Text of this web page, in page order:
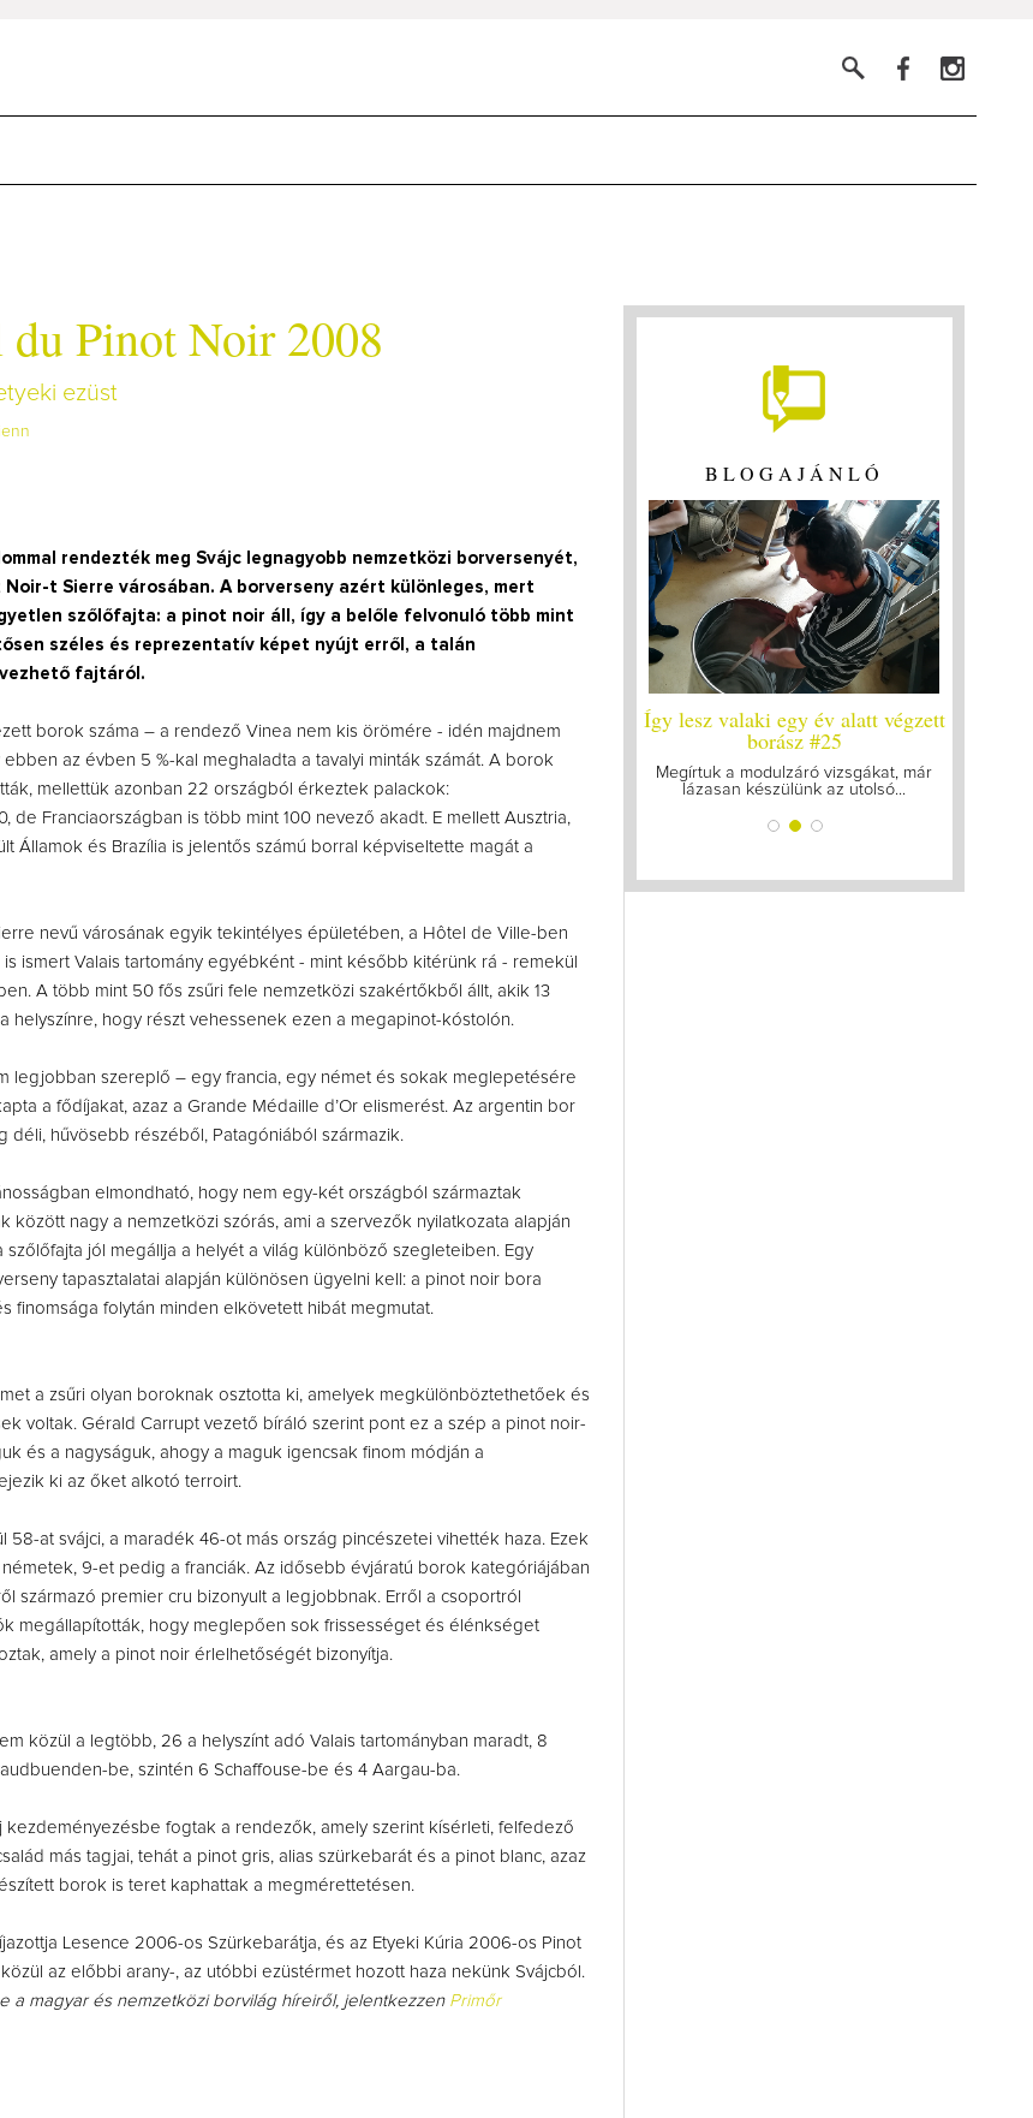
Pinot Noir 2008
ezüst
rendezték meg Svájc legnagyobb nemzetközi borversenyét,
Noir-t Sierre városában. A borverseny azért különleges, mert
szőlőfajta: a pinot noir áll, így a belőle felvonuló több mint
széles és reprezentatív képet nyújt erről, a talán
fajtáról.
borok száma – a rendező Vinea nem kis örömére - idén majdnem
ebben az évben 5 %-kal meghaladta a tavalyi minták számát. A borok
mellettük azonban 22 országból érkeztek palackok:
de Franciaországban is több mint 100 nevező akadt. E mellett Ausztria,
Államok és Brazília is jelentős számú borral képviseltette magát a
nevű városának egyik tekintélyes épületében, a Hôtel de Ville-ben
ismert Valais tartomány egyébként - mint később kitérünk rá - remekül
A több mint 50 fős zsűri fele nemzetközi szakértőkből állt, akik 13
helyszínre, hogy részt vehessenek ezen a megapinot-kóstolón.
legjobban szereplő – egy francia, egy német és sokak meglepetésére
a fődíjakat, azaz a Grande Médaille d’Or elismerést. Az argentin bor
déli, hűvösebb részéből, Patagóniából származik.
elmondható, hogy nem egy-két országból származtak
között nagy a nemzetközi szórás, ami a szervezők nyilatkozata alapján
szőlőfajta jól megállja a helyét a világ különböző szegleteiben. Egy
tapasztalatai alapján különösen ügyelni kell: a pinot noir bora
finomsága folytán minden elkövetett hibát megmutat.
a zsűri olyan boroknak osztotta ki, amelyek megkülönböztethetőek és
voltak. Gérald Carrupt vezető bíráló szerint pont ez a szép a pinot noir-
és a nagyságuk, ahogy a maguk igencsak finom módján a
ki az őket alkotó terroirt.
58-at svájci, a maradék 46-ot más ország pincészetei vihették haza. Ezek
németek, 9-et pedig a franciák. Az idősebb évjáratú borok kategóriájában
származó premier cru bizonyult a legjobbnak. Erről a csoportról
megállapították, hogy meglepően sok frissességet és élénkséget
amely a pinot noir érlelhetőségét bizonyítja.
közül a legtöbb, 26 a helyszínt adó Valais tartományban maradt, 8
be, szintén 6 Schaffouse-be és 4 Aargau-ba.
kezdeményezésbe fogtak a rendezők, amely szerint kísérleti, felfedező
más tagjai, tehát a pinot gris, alias szürkebarát és a pinot blanc, azaz
borok is teret kaphattak a megmérettetésen.
Lesence 2006-os Szürkebarátja, és az Etyeki Kúria 2006-os Pinot
az előbbi arany-, az utóbbi ezüstérmet hozott haza nekünk Svájcból.
a magyar és nemzetközi borvilág híreiről, jelentkezzen Primőr
BLOGAJÁNLÓ
Így lesz valaki egy év alatt végzett
borász #26 - tényleg a legutolsó
poszt
Az extra ráadás fotók mellett a legjobb
pillanatokat válogattam össze...
Így lesz valaki egy év alatt végzett
borász #25
Megírtuk a modulzáró vizsgákat, már
lázasan készülünk az utolsó...